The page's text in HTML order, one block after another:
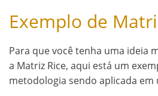
Exemplo de
Para que você tenha uma ideia
a Matriz Rice, aqui está um
metodologia sendo aplicada